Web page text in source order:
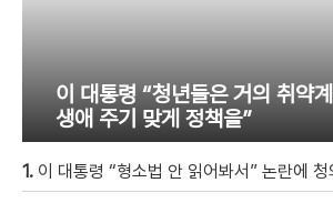
이 대통령 “청년들은 거의 취약
생애 주기 맞게 정책을”
1. 이 대통령 “형소법 안 읽어봐서” 논란에